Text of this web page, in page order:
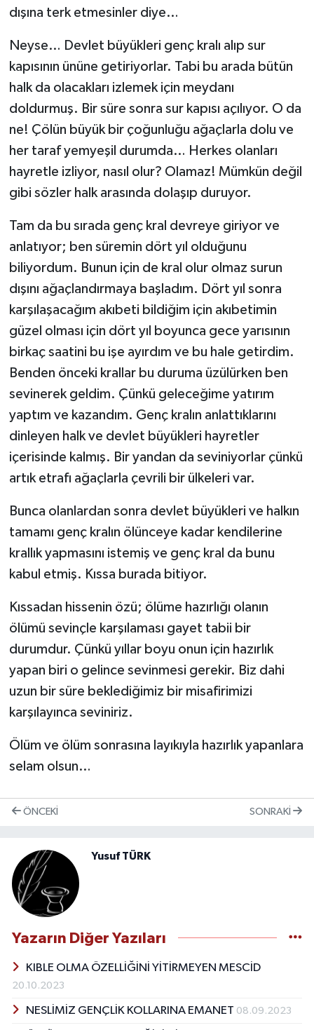
dışına terk etmesinler diye…
Neyse… Devlet büyükleri genç kralı alıp sur
kapısının ününe getiriyorlar. Tabi bu arada bütün
halk da olacakları izlemek için meydanı
doldurmuş. Bir süre sonra sur kapısı açılıyor. O da
ne! Çölün büyük bir çoğunluğu ağaçlarla dolu ve
her taraf yemyeşil durumda… Herkes olanları
hayretle izliyor, nasıl olur? Olamaz! Mümkün değil
gibi sözler halk arasında dolaşıp duruyor.
Tam da bu sırada genç kral devreye giriyor ve
anlatıyor; ben süremin dört yıl olduğunu
biliyordum. Bunun için de kral olur olmaz surun
dışını ağaçlandırmaya başladım. Dört yıl sonra
karşılaşacağım akıbeti bildiğim için akıbetimin
güzel olması için dört yıl boyunca gece yarısının
birkaç saatini bu işe ayırdım ve bu hale getirdim.
Benden önceki krallar bu duruma üzülürken ben
sevinerek geldim. Çünkü geleceğime yatırım
yaptım ve kazandım. Genç kralın anlattıklarını
dinleyen halk ve devlet büyükleri hayretler
içerisinde kalmış. Bir yandan da seviniyorlar çünkü
artık etrafı ağaçlarla çevrili bir ülkeleri var.
Bunca olanlardan sonra devlet büyükleri ve halkın
tamamı genç kralın ölünceye kadar kendilerine
krallık yapmasını istemiş ve genç kral da bunu
kabul etmiş. Kıssa burada bitiyor.
Kıssadan hissenin özü; ölüme hazırlığı olanın
ölümü sevinçle karşılaması gayet tabii bir
durumdur. Çünkü yıllar boyu onun için hazırlık
yapan biri o gelince sevinmesi gerekir. Biz dahi
uzun bir süre beklediğimiz bir misafirimizi
karşılayınca seviniriz.
Ölüm ve ölüm sonrasına layıkıyla hazırlık yapanlara
selam olsun…
ÖNCEKI SONRAKI
Yusuf TÜRK
Yazarın Diğer Yazıları
KIBLE OLMA ÖZELLİĞİNİ YİTİRMEYEN MESCİD
20.10.2023
NESLİMİZ GENÇLİK KOLLARINA EMANET 08.09.2023